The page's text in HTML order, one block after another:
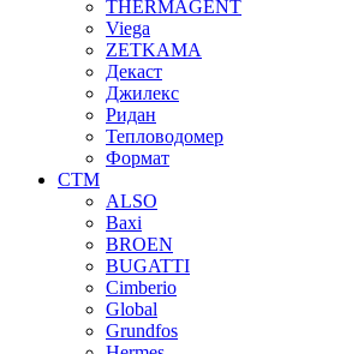
THERMAGENT
Viega
ZETKAMA
Декаст
Джилекс
Ридан
Тепловодомер
Формат
СТМ
ALSO
Baxi
BROEN
BUGATTI
Cimberio
Global
Grundfos